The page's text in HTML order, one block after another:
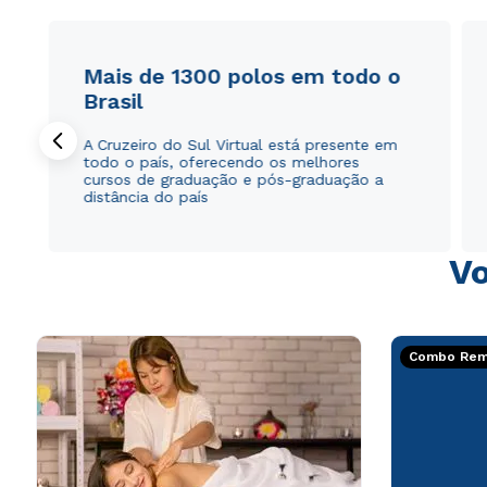
Mais de 1300 polos em todo o
Brasil
A Cruzeiro do Sul Virtual está presente em
todo o país, oferecendo os melhores
cursos de graduação e pós-graduação a
distância do país
Combo